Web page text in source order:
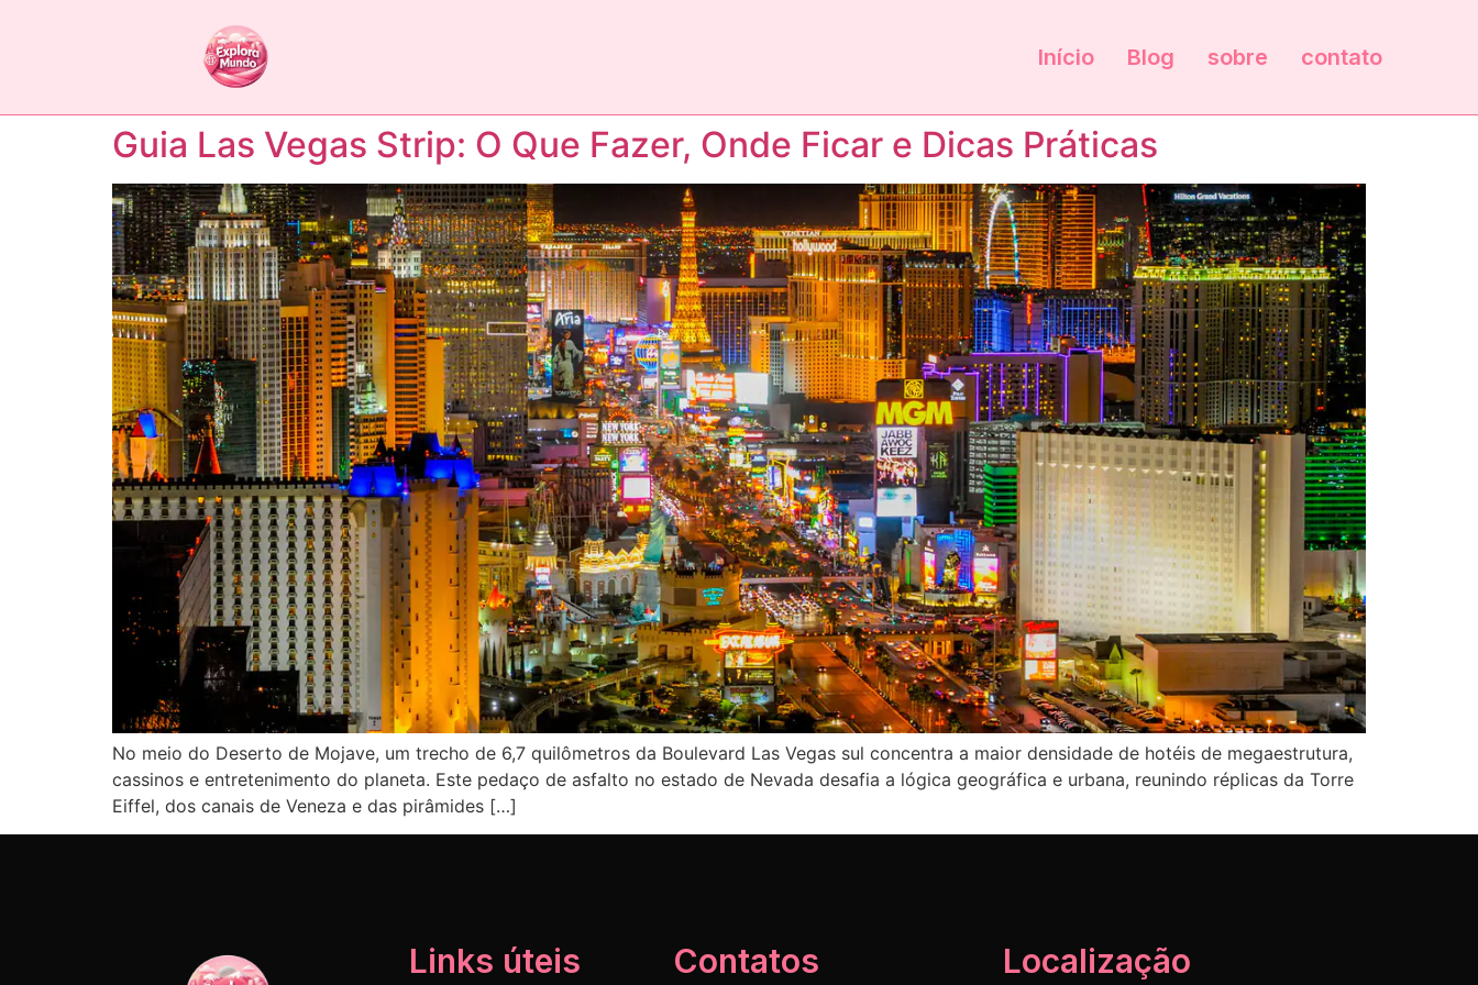
Início Blog sobre contato
Guia Las Vegas Strip: O Que Fazer, Onde Ficar e Dicas Práticas
No meio do Deserto de Mojave, um trecho de 6,7 quilômetros da Boulevard Las Vegas sul concentra a maior densidade de hotéis de megaestrutura,
cassinos e entretenimento do planeta. Este pedaço de asfalto no estado de Nevada desafia a lógica geográfica e urbana, reunindo réplicas da Torre
Eiffel, dos canais de Veneza e das pirâmides […]
Links úteis Contatos Localização